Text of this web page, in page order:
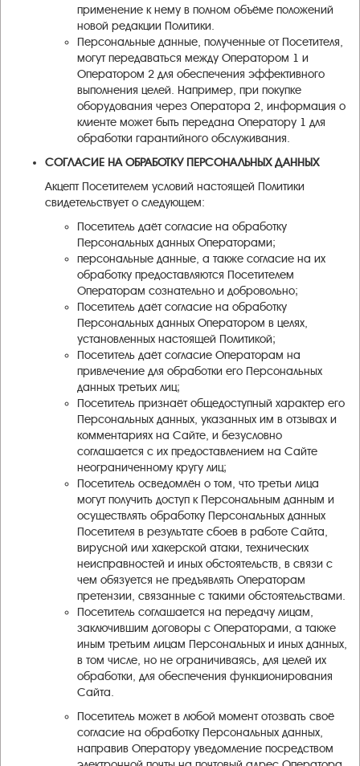
применение к нему в полном объёме положений
новой редакции Политики.
Персональные данные, полученные от Посетителя,
могут передаваться между Оператором 1 и
Оператором 2 для обеспечения эффективного
выполнения целей. Например, при покупке
оборудования через Оператора 2, информация о
клиенте может быть передана Оператору 1 для
обработки гарантийного обслуживания.
СОГЛАСИЕ НА ОБРАБОТКУ ПЕРСОНАЛЬНЫХ ДАННЫХ
Акцепт Посетителем условий настоящей Политики
свидетельствует о следующем:
Посетитель даёт согласие на обработку
Персональных данных Операторами;
персональные данные, а также согласие на их
обработку предоставляются Посетителем
Операторам сознательно и добровольно;
Посетитель даёт согласие на обработку
Персональных данных Оператором в целях,
установленных настоящей Политикой;
Посетитель даёт согласие Операторам на
привлечение для обработки его Персональных
данных третьих лиц;
Посетитель признаёт общедоступный характер его
Персональных данных, указанных им в отзывах и
комментариях на Сайте, и безусловно
соглашается с их предоставлением на Сайте
неограниченному кругу лиц;
Посетитель осведомлён о том, что третьи лица
могут получить доступ к Персональным данным и
осуществлять обработку Персональных данных
Посетителя в результате сбоев в работе Сайта,
вирусной или хакерской атаки, технических
неисправностей и иных обстоятельств, в связи с
чем обязуется не предъявлять Операторам
претензии, связанные с такими обстоятельствами.
Посетитель соглашается на передачу лицам,
заключившим договоры с Операторами, а также
иным третьим лицам Персональных и иных данных,
в том числе, но не ограничиваясь, для целей их
обработки, для обеспечения функционирования
Сайта.
Посетитель может в любой момент отозвать своё
согласие на обработку Персональных данных,
направив Оператору уведомление посредством